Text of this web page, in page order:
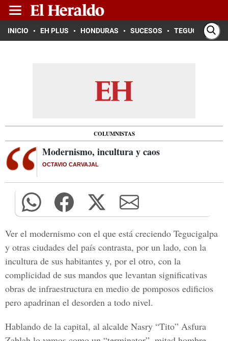
INICIO EH PLUS HONDURAS SUCESOS TEGUCIGALPA
COLUMNISTAS
Modernismo, incultura y caos
OCTAVIO CARVAJAL
Ver el modernismo con el que está creciendo Tegucigalpa
y otras ciudades del país contrasta, por un lado, con la
incultura de sus habitantes y, por el otro, con la
complicidad de sus mandos que levantan significativas
obras de infraestructura en medio de pomposos edificios
pero apadrinan el desorden a todo nivel.
Hablando de la capital, al alcalde Nasry “Tito” Asfura